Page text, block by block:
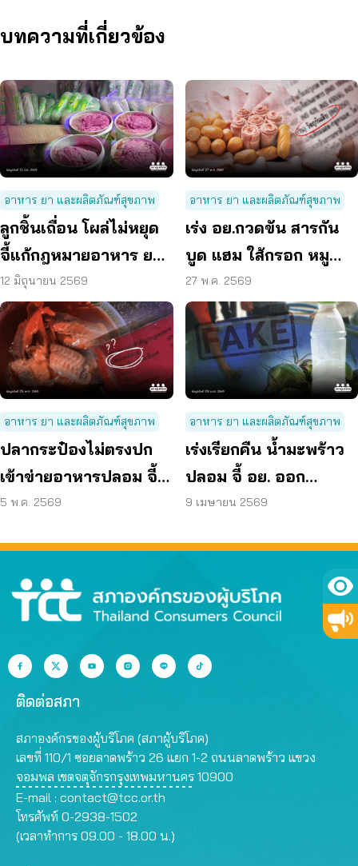
บทความที่เกี่ยวข้อง
อาหาร ยา และผลิตภัณฑ์สุขภาพ
ลูกชิ้นเถื่อน โผล่ไม่หยุด
จี้แก้กฎหมายอาหาร ยก
ระบบตรวจสอบทั้งห่วง
โซ่
12 มิถุนายน 2569
อาหาร ยา และผลิตภัณฑ์สุขภาพ
เร่ง อย.กวดขัน สารกัน
บูด แฮม ใส้กรอก หมู
สวรรค์ ฯลฯ พบเกิน
มาตรฐานกว่า 50 เท่า
27 พ.ค. 2569
อาหาร ยา และผลิตภัณฑ์สุขภาพ
ปลากระป๋องไม่ตรงปก
เข้าข่ายอาหารปลอม จี้
รัฐเฝ้าระวัง-แก้
5 พ.ค. 2569
อาหาร ยา และผลิตภัณฑ์สุขภาพ
เร่งเรียกคืน น้ำมะพร้าว
ปลอม จี้ อย. ออก
มาตรฐาน “น้ำมะพร้าว
9 เมษายน 2569
ติดต่อสภา
สภาองค์กรของผู้บริโภค (สภาผู้บริโภค)
เลขที่ 110/1 ซอยลาดพร้าว 26 แยก 1-2 ถนนลาดพร้าว แขวง
จอมพล เขตจตุจักรกรุงเทพมหานคร 10900
E-mail : contact@tcc.or.th
โทรศัพท์ 0-2938-1502
(เวลาทำการ 09.00 - 18.00 น.)